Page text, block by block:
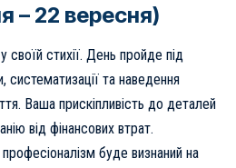
– 22 вересня)
своїй стихії. День пройде під
систематизації та наведення
Ваша прискіпливість до деталей
від фінансових втрат.
буде визнаний на